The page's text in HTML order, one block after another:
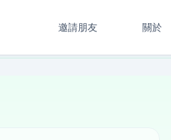
邀請朋友 關於